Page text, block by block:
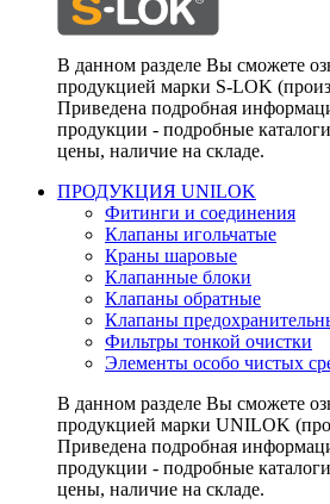
В данном разделе Вы сможете
продукцией марки S-LOK
Приведена подробная
продукции - подробные
цены, наличие на складе.
ПРОДУКЦИЯ UNILOK
Фитинги и соединения
Клапаны игольчатые
Краны шаровые
Клапанные блоки
Клапаны обратные
Клапаны
Фильтры тонкой очистки
Элементы особо чистых
В данном разделе Вы сможете
продукцией марки UNILOK
Приведена подробная
продукции - подробные
цены, наличие на складе.